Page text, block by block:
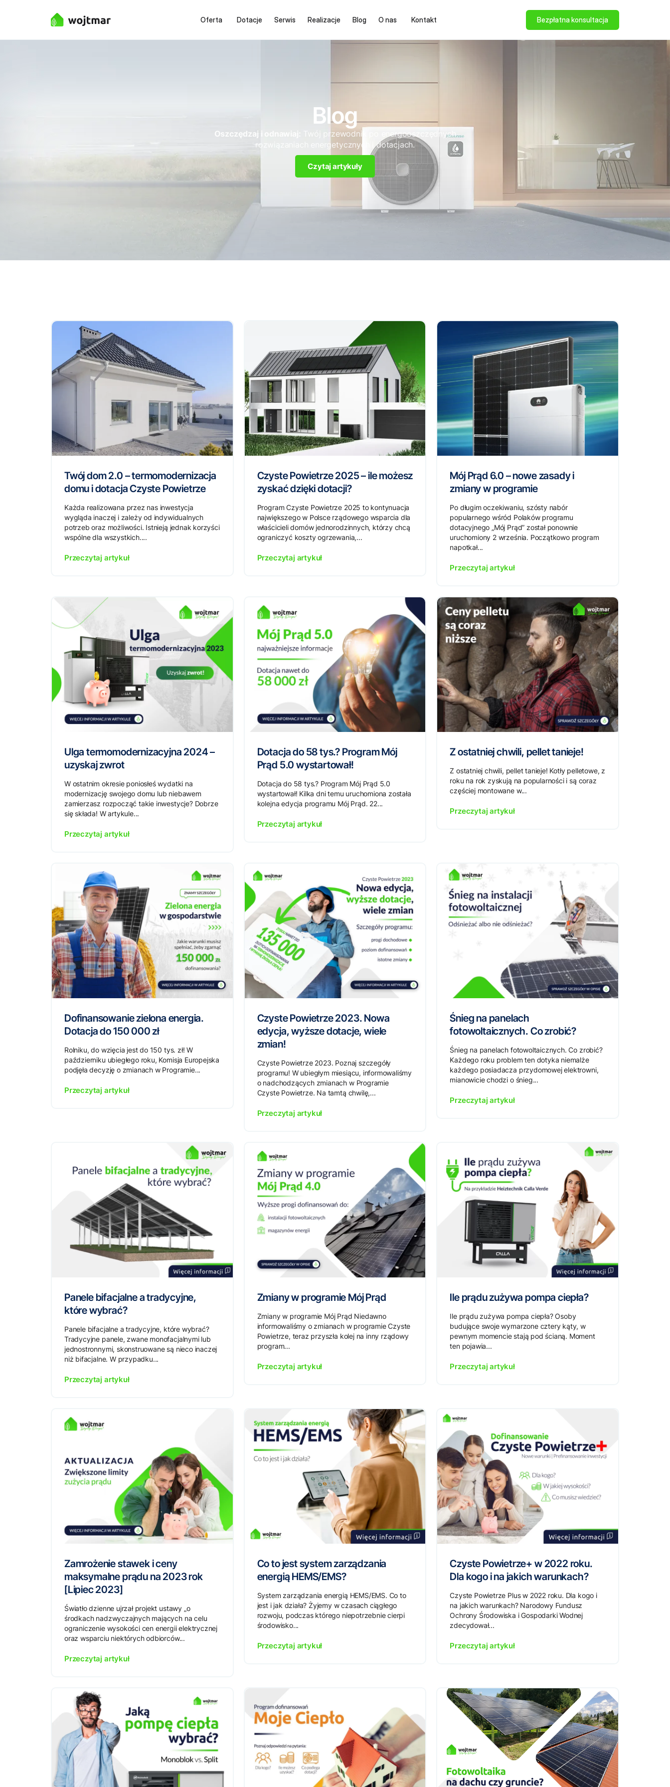
Oferta Dotacje Serwis Realizacje Blog O nas Kontakt Bezpłatna konsultacja
Blog
Oszczędzaj i odnawiaj:
Twój przewodnik po energooszczędnych
rozwiązaniach energetycznych i dotacjach.
Czytaj artykuły
Twój dom 2.0 – termomodernizacja
domu i dotacja Czyste Powietrze
Każda realizowana przez nas inwestycja
wygląda inaczej i zależy od indywidualnych
potrzeb oraz możliwości. Istnieją jednak korzyści
wspólne dla wszystkich....
Przeczytaj artykuł
Czyste Powietrze 2025 – ile możesz
zyskać dzięki dotacji?
Program Czyste Powietrze 2025 to kontynuacja
największego w Polsce rządowego wsparcia dla
właścicieli domów jednorodzinnych, którzy chcą
ograniczyć koszty ogrzewania,...
Przeczytaj artykuł
Mój Prąd 6.0 – nowe zasady i
zmiany w programie
Po długim oczekiwaniu, szósty nabór
popularnego wśród Polaków programu
dotacyjnego „Mój Prąd” został ponownie
uruchomiony 2 września. Początkowo program
napotkał...
Przeczytaj artykuł
Ulga termomodernizacyjna 2024 –
uzyskaj zwrot
W ostatnim okresie poniosłeś wydatki na
modernizację swojego domu lub niebawem
zamierzasz rozpocząć takie inwestycje? Dobrze
się składa! W artykule...
Przeczytaj artykuł
Dotacja do 58 tys.? Program Mój
Prąd 5.0 wystartował!
Dotacja do 58 tys.? Program Mój Prąd 5.0
wystartował! Kilka dni temu uruchomiona została
kolejna edycja programu Mój Prąd. 22...
Przeczytaj artykuł
Z ostatniej chwili, pellet tanieje!
Z ostatniej chwili, pellet tanieje! Kotły pelletowe, z
roku na rok zyskują na popularności i są coraz
częściej montowane w...
Przeczytaj artykuł
Dofinansowanie zielona energia.
Dotacja do 150 000 zł
Rolniku, do wzięcia jest do 150 tys. zł! W
październiku ubiegłego roku, Komisja Europejska
podjęła decyzję o zmianach w Programie...
Przeczytaj artykuł
Czyste Powietrze 2023. Nowa
edycja, wyższe dotacje, wiele
zmian!
Czyste Powietrze 2023. Poznaj szczegóły
programu! W ubiegłym miesiącu, informowaliśmy
o nadchodzących zmianach w Programie
Czyste Powietrze. Na tamtą chwilę,...
Przeczytaj artykuł
Śnieg na panelach
fotowoltaicznych. Co zrobić?
Śnieg na panelach fotowoltaicznych. Co zrobić?
Każdego roku problem ten dotyka niemalże
każdego posiadacza przydomowej elektrowni,
mianowicie chodzi o śnieg...
Przeczytaj artykuł
Panele bifacjalne a tradycyjne,
które wybrać?
Panele bifacjalne a tradycyjne, które wybrać?
Tradycyjne panele, zwane monofacjalnymi lub
jednostronnymi, skonstruowane są nieco inaczej
niż bifacjalne. W przypadku...
Przeczytaj artykuł
Zmiany w programie Mój Prąd
Zmiany w programie Mój Prąd Niedawno
informowaliśmy o zmianach w programie Czyste
Powietrze, teraz przyszła kolej na inny rządowy
program...
Przeczytaj artykuł
Ile prądu zużywa pompa ciepła?
Ile prądu zużywa pompa ciepła? Osoby
budujące swoje wymarzone cztery kąty, w
pewnym momencie stają pod ścianą. Moment
ten pojawia...
Przeczytaj artykuł
Zamrożenie stawek i ceny
maksymalne prądu na 2023 rok
[Lipiec 2023]
Światło dzienne ujrzał projekt ustawy „o
środkach nadzwyczajnych mających na celu
ograniczenie wysokości cen energii elektrycznej
oraz wsparciu niektórych odbiorców...
Przeczytaj artykuł
Co to jest system zarządzania
energią HEMS/EMS?
System zarządzania energią HEMS/EMS. Co to
jest i jak działa? Żyjemy w czasach ciągłego
rozwoju, podczas którego niepotrzebnie cierpi
środowisko...
Przeczytaj artykuł
Czyste Powietrze+ w 2022 roku.
Dla kogo i na jakich warunkach?
Czyste Powietrze Plus w 2022 roku. Dla kogo i
na jakich warunkach? Narodowy Fundusz
Ochrony Środowiska i Gospodarki Wodnej
zdecydował...
Przeczytaj artykuł